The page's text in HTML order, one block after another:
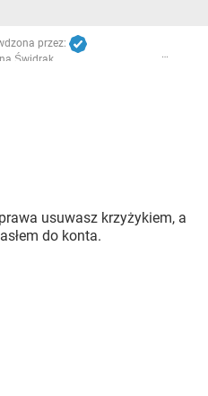
przez:
Świdrak
usuwasz krzyżykiem, a
do konta.